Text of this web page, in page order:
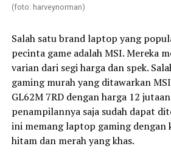
(foto: harveynorman)
Salah satu brand laptop yang
pecinta game adalah MSI. Mereka
varian dari segi harga dan spek.
gaming murah yang ditawarkan
GL62M 7RD dengan harga 12
penampilannya saja sudah dapat
ini memang laptop gaming dengan
hitam dan merah yang khas.